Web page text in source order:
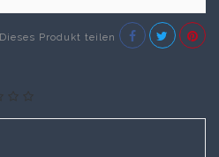
Dieses Produkt teilen